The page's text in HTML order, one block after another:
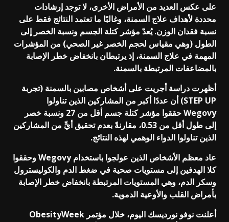
على عكس العديد من الأمراض الأخرى، لا توجد إرشادات
محددة لأهداف علاج السمنة، وغالبًا ما تعتمد النتائج فقط على
نسبة فقدان الوزن. يُعدّ مؤشر كتلة الجسم ونسبة الخصر إلى
الطول (وهي مقياس لحجم الخصر غير الصحي) من المؤشرات
المهمة في علاج السمنة، إذ يرتبطان بانخفاض خطر الإصابة
بالمضاعفات المرتبطة بالسمنة.
أظهرت دراسة أجريت على أشخاص مصابين بالسمنة (تجربة
STEP UP) أن عددًا أكبر من المشاركين الذين تناولوا
Wegovy حققوا مؤشر كتلة جسم أقل من 27 ونسبة خصر
إلى طول أقل من 0.53، مقارنةً بعدم تحقيق أيٍّ من المشاركين
الذين تناولوا الدواء الوهمي لهذه النتائج.
عاد معظم الأشخاص الذين عولجوا باستخدام Wegovy وحققوا
كلا الهدفين إلى مستويات صحية في ضغط الدم والكوليسترول
وسكر الدم، وهي المستويات المرتبطة بانخفاض خطر الإصابة
بأمراض القلب والأوعية الدموية.
أعلنت نوفو نورديسك اليوم، خلال مؤتمر ObesityWeek